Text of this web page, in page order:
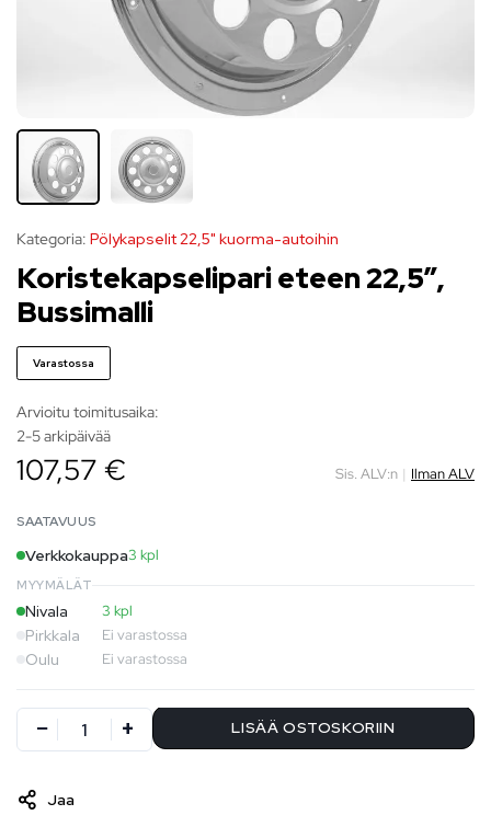
Kategoria: Pölykapselit 22,5" kuorma-autoihin
Koristekapselipari eteen 22,5″,
Bussimalli
Varastossa
Arvioitu toimitusaika:
2-5 arkipäivää
107,57 € Sis. ALV:n | Ilman ALV
SAATAVUUS
Verkkokauppa3 kpl
MYYMÄLÄT
Nivala 3 kpl
Pirkkala Ei varastossa
Oulu Ei varastossa
LISÄÄ OSTOSKORIIN
Jaa